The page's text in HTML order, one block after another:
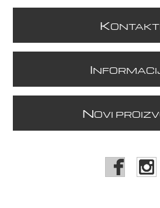
K
I
NOVI